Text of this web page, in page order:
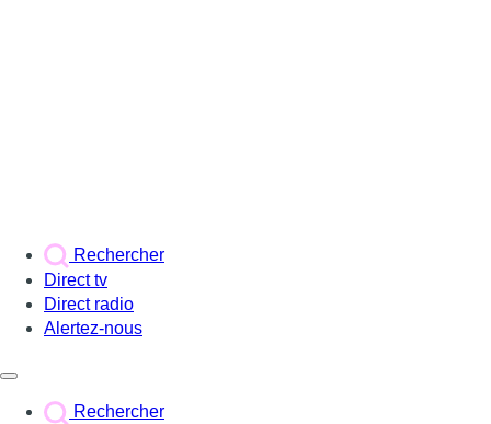
Rechercher
Direct tv
Direct radio
Alertez-nous
Rechercher